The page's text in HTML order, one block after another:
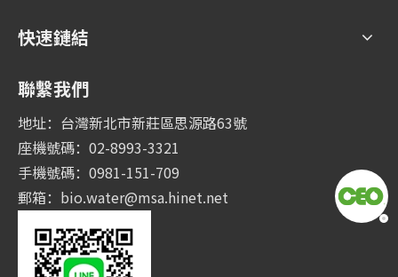
快速鏈結
聯繫我們
地址：台灣新北市新莊區思源路63號
座機號碼：02-8993-3321
手機號碼：0981-151-709
郵箱： bio.water@msa.hinet.net